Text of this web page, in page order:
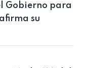
Gobierno para
su